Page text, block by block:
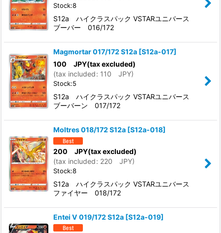
Stock:8
S12a ハイクラスパック VSTARユニバース
ブーバー 016/172
Magmortar 017/172 S12a [S12a-017]
100 JPY(tax excluded)
(tax included: 110 JPY)
Stock:5
S12a ハイクラスパック VSTARユニバース
ブーバーン 017/172
Moltres 018/172 S12a [S12a-018]
200 JPY(tax excluded)
(tax included: 220 JPY)
Stock:8
S12a ハイクラスパック VSTARユニバース
ファイヤー 018/172
Entei V 019/172 S12a [S12a-019]